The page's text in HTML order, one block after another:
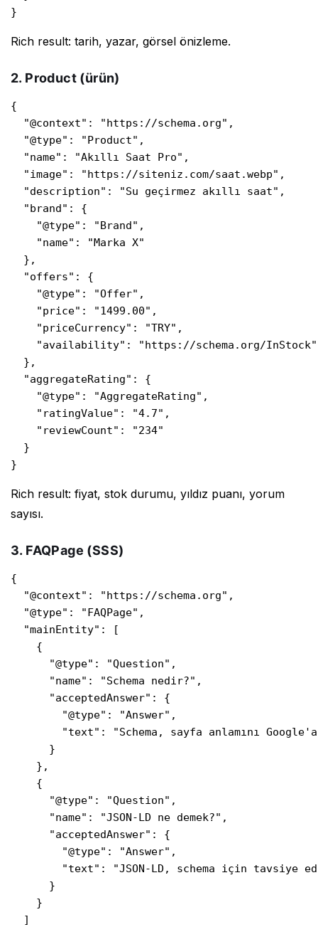
}
Rich result: tarih, yazar, görsel önizleme.
2. Product (ürün)
{
  "@context": "https://schema.org",
  "@type": "Product",
  "name": "Akıllı Saat Pro",
  "image": "https://siteniz.com/saat.webp",
  "description": "Su geçirmez akıllı saat",
  "brand": {
    "@type": "Brand",
    "name": "Marka X"
  },
  "offers": {
    "@type": "Offer",
    "price": "1499.00",
    "priceCurrency": "TRY",
    "availability": "https://schema.org/InStock"
  },
  "aggregateRating": {
    "@type": "AggregateRating",
    "ratingValue": "4.7",
    "reviewCount": "234"
  }
}
Rich result: fiyat, stok durumu, yıldız puanı, yorum
sayısı.
3. FAQPage (SSS)
{
  "@context": "https://schema.org",
  "@type": "FAQPage",
  "mainEntity": [
    {
      "@type": "Question",
      "name": "Schema nedir?",
      "acceptedAnswer": {
        "@type": "Answer",
"text": "Schema, sayfa anlamını
      }
    },
    {
      "@type": "Question",
      "name": "JSON-LD ne demek?",
      "acceptedAnswer": {
        "@type": "Answer",
"text": "JSON-LD, schema için tavsiye
      }
    }
  ]